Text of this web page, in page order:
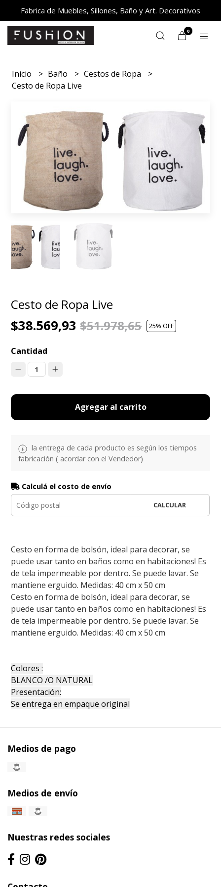
Fabrica de Muebles, Sillones, Baño y Art. Decorativos
0
Inicio Baño
Cestos de Ropa
Cesto de Ropa Live
Cesto de Ropa Live
$38.569,93$51.978,65 25% OFF
Cantidad
1
Agregar al carrito
la entrega de cada producto es según los tiempos
fabricación ( acordar con el Vendedor)
Calculá el costo de envío
CALCULAR
Cesto en forma de bolsón, ideal para decorar, se
puede usar tanto en baños como en habitaciones! Es
de tela impermeable por dentro. Se puede lavar. Se
mantiene erguido. Medidas: 40 cm x 50 cm
Cesto en forma de bolsón, ideal para decorar, se
puede usar tanto en baños como en habitaciones! Es
de tela impermeable por dentro. Se puede lavar. Se
mantiene erguido. Medidas: 40 cm x 50 cm
Colores :
BLANCO /O NATURAL
Presentación:
Se entrega en empaque original
Medios de pago
Medios de envío
Nuestras redes sociales